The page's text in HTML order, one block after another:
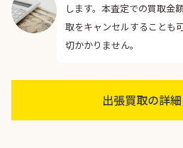
します。本査定での買取金
取をキャンセルすることも
切かかりません。
出張買取の詳